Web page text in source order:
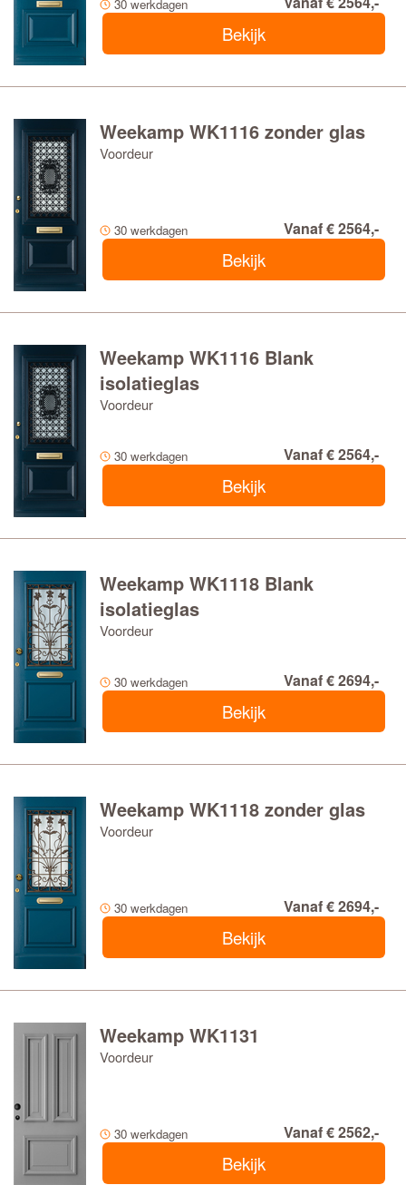
30 werkdagen
Bekijk
Weekamp WK1116 zonder glas
Voordeur
30 werkdagen Vanaf € 2564,-
Bekijk
Weekamp WK1116 Blank
isolatieglas
Voordeur
30 werkdagen Vanaf € 2564,-
Bekijk
Weekamp WK1118 Blank
isolatieglas
Voordeur
30 werkdagen Vanaf € 2694,-
Bekijk
Weekamp WK1118 zonder glas
Voordeur
30 werkdagen Vanaf € 2694,-
Bekijk
Weekamp WK1131
Voordeur
30 werkdagen Vanaf € 2562,-
Bekijk